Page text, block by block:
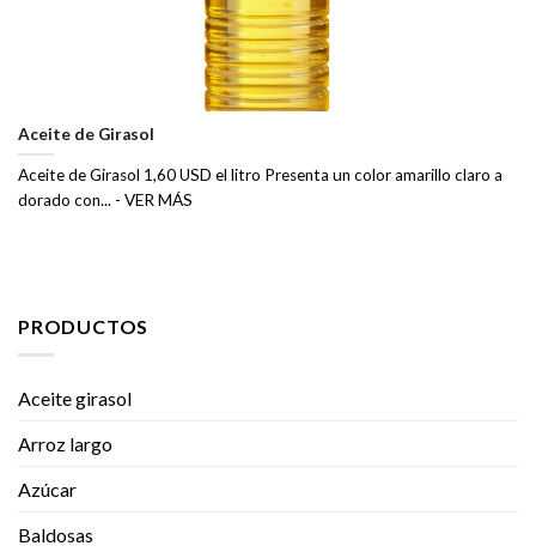
PRODUCTOS
Aceite girasol
Arroz largo
Azúcar
Baldosas
Aceite de Girasol
Aceite de Girasol 1,60 USD el litro Presenta un color amarillo claro a
dorado con... - VER MÁS